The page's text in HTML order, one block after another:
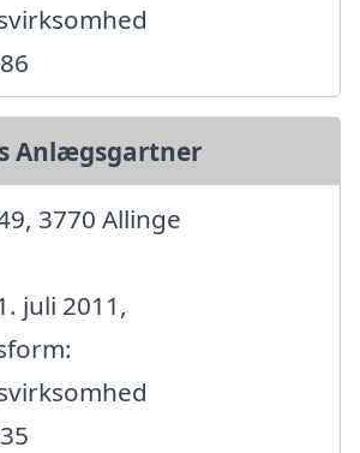
Anlægsgartner
3770 Allinge
juli 2011,